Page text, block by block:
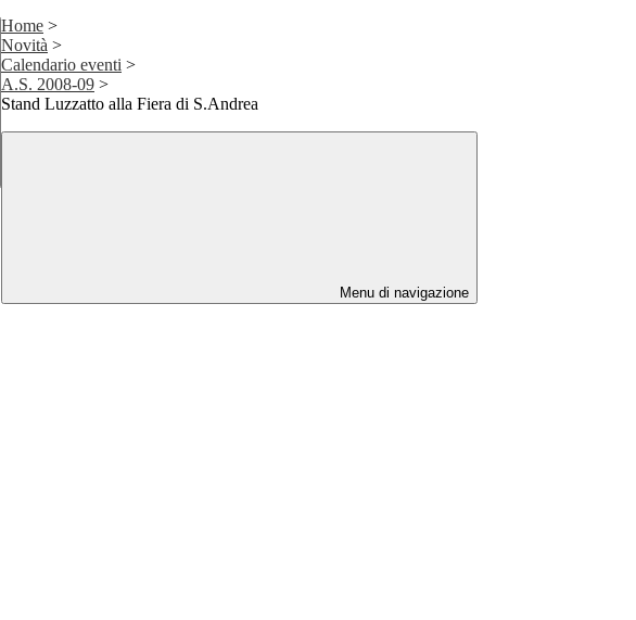
Home >
Novità >
Calendario eventi >
A.S. 2008-09 >
Stand Luzzatto alla Fiera di S.Andrea
Menu di navigazione